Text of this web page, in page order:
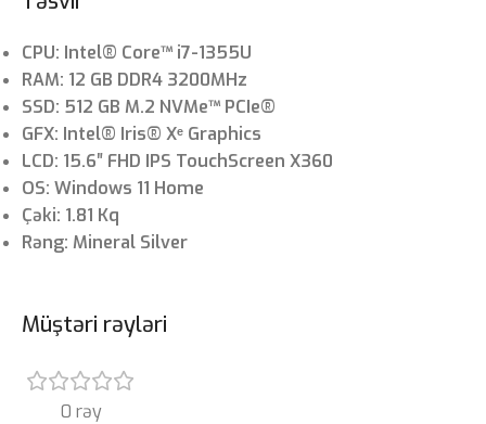
CPU: Intel® Core™ i7-1355U
RAM: 12 GB DDR4 3200MHz
SSD: 512 GB M.2 NVMe™ PCIe®
GFX: ‎Intel® Iris® Xᵉ Graphics
LCD: 15.6″ FHD IPS TouchScreen X360
OS: Windows 11 Home
Çəki: 1.81 Kq
Rəng: Mineral Silver
Müştəri rəyləri
0 rəy